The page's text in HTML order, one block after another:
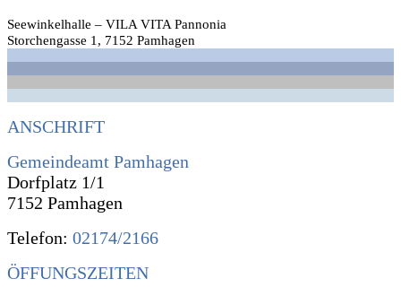
Seewinkelhalle – VILA VITA Pannonia
Storchengasse 1, 7152 Pamhagen
ANSCHRIFT
Gemeindeamt Pamhagen
Dorfplatz 1/1
7152 Pamhagen
Telefon: 02174/2166
ÖFFUNGSZEITEN